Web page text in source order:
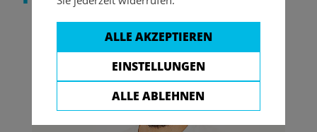
ALLE AKZEPTIEREN
EINSTELLUNGEN
ALLE ABLEHNEN